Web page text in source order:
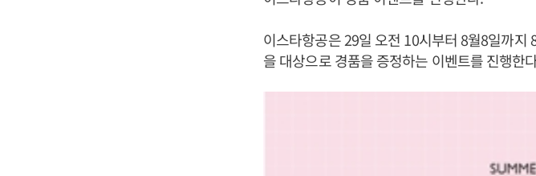
이스타항공은 29일 오전 10시부터 8월8일까
을 대상으로 경품을 증정하는 이벤트를 진행한